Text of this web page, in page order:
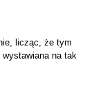
licząc, że tym
na tak